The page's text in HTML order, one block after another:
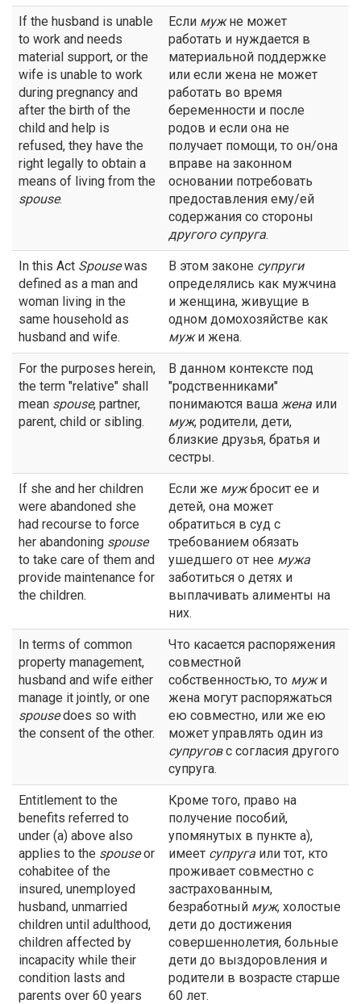
If the husband is unable
to work and needs
material support, or the
wife is unable to work
during pregnancy and
after the birth of the
child and help is
refused, they have the
right legally to obtain a
means of living from the
spouse.
Если мужне может
работать и нуждается в
материальной поддержке
или если жена не может
работать во время
беременности и после
родов и если она не
получает помощи, то он/она
вправе на законном
основании потребовать
предоставления ему/ей
содержания со стороны
другого супруга.
In this Act Spousewas
defined as a man and
woman living in the
same household as
husband and wife.
В этом законе супруги
определялись как мужчина
и женщина, живущие в
одном домохозяйстве как
мужи жена.
For the purposes herein,
the term "relative" shall
mean spouse, partner,
parent, child or sibling.
В данном контексте под
"родственниками"
понимаются ваша жена или
муж, родители, дети,
близкие друзья, братья и
сестры.
If she and her children
were abandoned she
had recourse to force
her abandoning spouse
to take care of them and
provide maintenance for
the children.
Если же мужбросит ее и
детей, она может
обратиться в суд с
требованием обязать
ушедшего от нее мужа
заботиться о детях и
выплачивать алименты на
них.
In terms of common
property management,
husband and wife either
manage it jointly, or one
spousedoes so with
the consent of the other.
Что касается распоряжения
совместной
собственностью, то мужи
жена могут распоряжаться
ею совместно, или же ею
может управлять один из
супруговс согласия другого
супруга.
Entitlement to the
benefits referred to
under (a) above also
applies to the spouseor
cohabitee of the
insured, unemployed
husband, unmarried
children until adulthood,
children affected by
incapacity while their
condition lasts and
parents over 60 years
Кроме того, право на
получение пособий,
упомянутых в пункте а),
имеет супруга или тот, кто
проживает совместно с
застрахованным,
безработный муж, холостые
дети до достижения
совершеннолетия, больные
дети до выздоровления и
родители в возрасте старше
60 лет.